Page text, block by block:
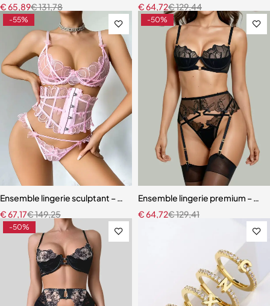
€131,78
€65,89
€129,44
€64,72
-55%
Ensemble lingerie sculptant – Taille ajustée et broderie florale
€149,25
€67,17
-50%
Ensemble lingerie premium –
€129,41
€64,72
-50%